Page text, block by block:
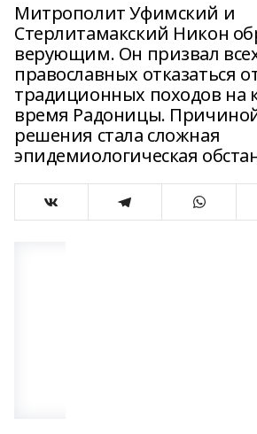
Митрополит Уфимский и
Стерлитамакский Никон
верующим. Он призвал
православных отказаться
традиционных походов на
время Радоницы.
решения стала сложная
эпидемиологическая